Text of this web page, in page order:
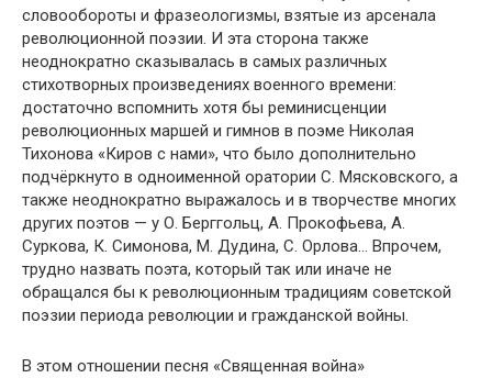
словообороты и фразеологизмы, взятые из арсенала
революционной поэзии. И эта сторона также
неоднократно сказывалась в самых различных
стихотворных произведениях военного времени:
достаточно вспомнить хотя бы реминисценции
революционных маршей и гимнов в поэме Николая
Тихонова «Киров с нами», что было дополнительно
подчёркнуто в одноименной оратории С. Мясковского, а
также неоднократно выражалось и в творчестве многих
других поэтов — у О. Берггольц, А. Прокофьева, А.
Суркова, К. Симонова, М. Дудина, С. Орлова… Впрочем,
трудно назвать поэта, который так или иначе не
обращался бы к революционным традициям советской
поэзии периода революции и гражданской войны.
В этом отношении песня «Священная война»